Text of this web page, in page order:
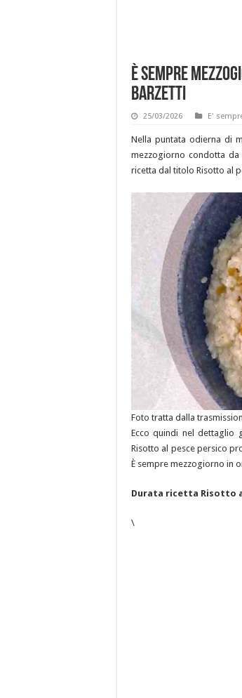
È sempre
Barzetti
25/03/2026 E'
Nella puntata odierna di
mezzogiorno condotta da
ricetta dal titolo Risotto al
Foto tratta dalla
Ecco quindi nel dettaglio
Risotto al pesce persico
È sempre mezzogiorno in
Durata ricetta Risotto
\